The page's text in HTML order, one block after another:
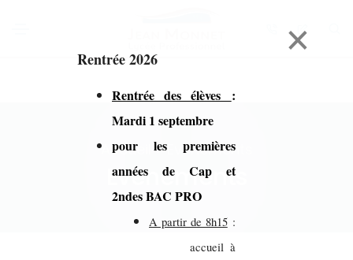
×
Rentrée 2026
Rentrée des élèves :
Mardi 1 septembre
pour les premières
années de Cap et
2ndes BAC PRO
A partir de 8h15:
accueil à
Accueil > Evénements
Evénements